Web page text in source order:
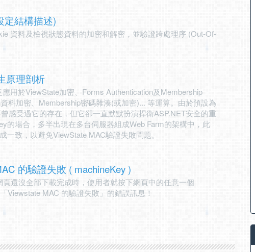
定結構描述)
資料及檢視狀態資料的加密和解密，並驗證跨處理序 (Out-Of-
原理剖析
用於ViewState加密、Forms Authentication及Membership
料加密、Membership密碼雜湊(或加密)... 等運算。由於預設為
感受過它的存在，但它卻一直默默扮演捍衛ASP.NET安全的重
的場合，多半出現在多台伺服器組成Web Farm的架構中，此
致，以避免ViewState MAC驗證失敗問題。
的驗證失敗 ( machineKey )
還沒全部下載完成時，使用者就按下網頁中的任意一個
Viewstate MAC 的驗證失敗」的錯誤訊息！